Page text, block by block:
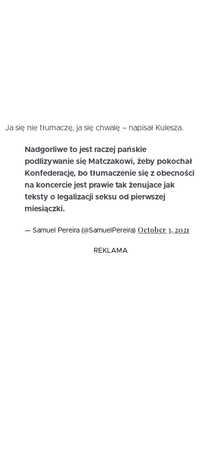
Ja się nie tłumaczę, ja się chwalę – napisał Kulesza.
Nadgorliwe to jest raczej pańskie
podlizywanie się Matczakowi, żeby pokochał
Konfederację, bo tłumaczenie się z obecności
na koncercie jest prawie tak żenujace jak
teksty o legalizacji seksu od pierwszej
miesiączki.
— Samuel Pereira (@SamuelPereira) October 3, 2021
REKLAMA